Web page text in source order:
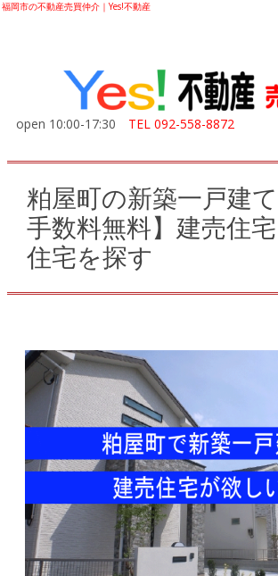
福岡市の不動産売買仲介｜Yes!不動産
open 10:00-17:30 TEL 092-558-8872
粕屋町の新築一戸建
手数料無料】建売住
住宅を探す